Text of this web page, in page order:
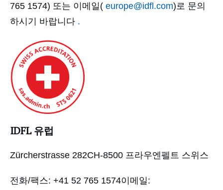
765 1574) 또는 이메일( europe@idfl.com)로 문의
하시기 바랍니다 .
IDFL 유럽
Zürcherstrasse 282CH-8500 프라우엔펠트 스위스
전화/팩스: +41 52 765 1574이메일: